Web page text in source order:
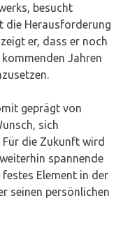
besucht
die Herausforderung
er, dass er noch
Jahren
geprägt von
sich
die Zukunft wird
spannende
Element in der
seinen persönlichen